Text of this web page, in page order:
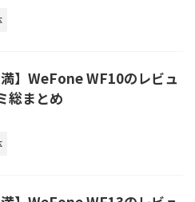
満】WeFone WF10のレビュ
総まとめ